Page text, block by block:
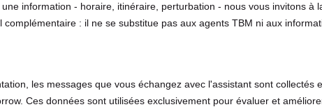
information - horaire, itinéraire, perturbation - nous vous invitons à
: il ne se substitue pas aux agents TBM ni aux
les messages que vous échangez avec l'assistant sont collectés
Ces données sont utilisées exclusivement pour évaluer et